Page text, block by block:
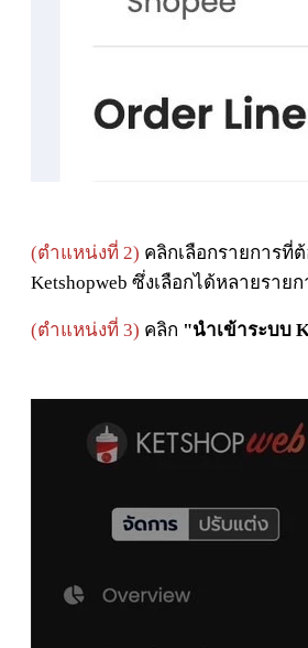
(ตำแหน่งที่ 2) คลิกเลือกรายการที่
Ketshopweb ซึ่งเลือกได้หลายราย
(ตำแหน่งที่ 3) คลิก "นำเข้าระบบ